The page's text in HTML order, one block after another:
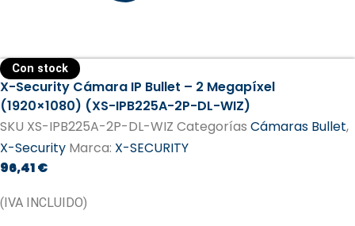
Con stock
X-Security Cámara IP Bullet – 2 Megapíxel
(1920×1080) (XS-IPB225A-2P-DL-WIZ)
SKU XS-IPB225A-2P-DL-WIZ Categorías Cámaras Bullet,
X-Security Marca: X-SECURITY
96,41€
(IVA INCLUIDO)